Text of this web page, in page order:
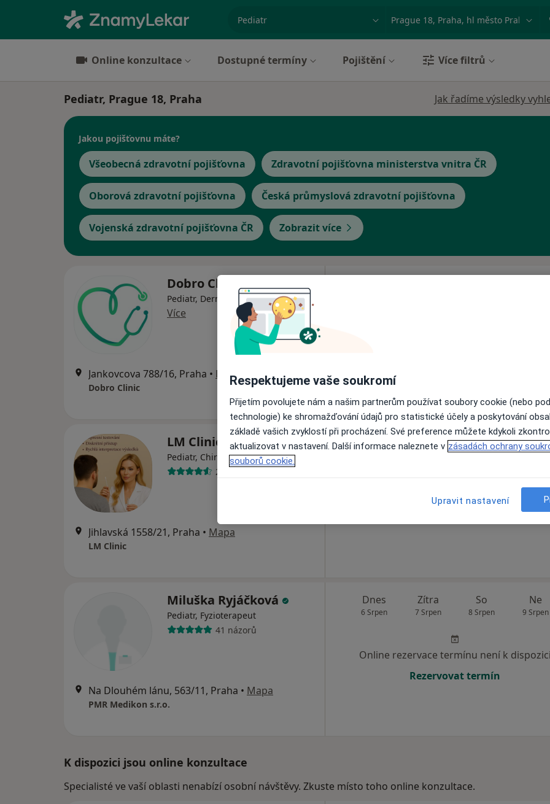
Online konzultace Dostupné termíny Pojištění Více filtrů
Pediatr, Prague 18, Praha Jak řadíme výsledky
Jakou pojišťovnu máte?
Všeobecná zdravotní pojišťovna Zdravotní pojišťovna ministerstva vnitra ČR
Oborová zdravotní pojišťovna Česká průmyslová zdravotní pojišťovna
Vojenská zdravotní pojišťovna ČR Zobrazit více
Dobro Clinic
Pediatr, Dermatolog, Endokrinolog ·
Více
Jankovcova 788/16, Praha • Mapa
Dobro Clinic
LM Clinic
Pediatr, Chirurg, Dermatolog·Více
25 názorů
Jihlavská 1558/21, Praha • Mapa
LM Clinic
Dnes Zítra So
8 Srpen
Ne
9 Srpen
Online rezervace termínu není k
Miluška Ryjáčková
Pediatr, Fyzioterapeut
41 názorů
Na Dlouhém lánu, 563/11, Praha • Mapa
PMR Medikon s.r.o.
Dnes
6 Srpen
Zítra
7 Srpen
So
8 Srpen
Ne
9 Srpen
Online rezervace termínu není k dispozici
Rezervovat termín
K dispozici jsou online konzultace
Specialisté ve vaší oblasti nenabízí osobní návštěvy. Zkuste místo toho online konzultace.
Respektujeme vaše soukromí
Přijetím povolujete nám a našim partnerům používat soubory cookie (nebo
technologie) ke shromažďování údajů pro statistické účely a poskytování
základě vašich zvyklostí při procházení. Své preference můžete kdykoli
aktualizovat v nastavení. Další informace naleznete v zásadách ochrany
souborů cookie.
Upravit nastavení